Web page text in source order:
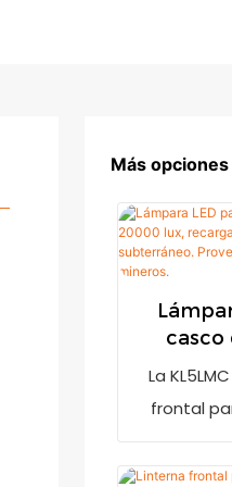
Más opciones
casco
20000
La
frontal
20000